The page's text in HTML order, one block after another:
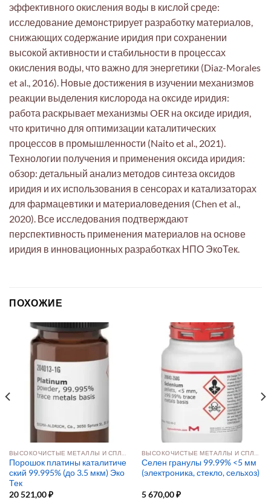
эффективного окисления воды в кислой среде:
исследование демонстрирует разработку материалов,
снижающих содержание иридия при сохранении
высокой активности и стабильности в процессах
окисления воды, что важно для энергетики (Diaz-Morales
et al., 2016). Новые достижения в изучении механизмов
реакции выделения кислорода на оксиде иридия:
работа раскрывает механизмы OER на оксиде иридия,
что критично для оптимизации каталитических
процессов в промышленности (Naito et al., 2021).
Технологии получения и применения оксида иридия:
обзор: детальный анализ методов синтеза оксидов
иридия и их использования в сенсорах и катализаторах
для фармацевтики и материаловедения (Chen et al.,
2020). Все исследования подтверждают
перспективность применения материалов на основе
иридия в инновационных разработках НПО ЭкоТек.
ПОХОЖИЕ
Порошок платины каталитиче
ский 99.995% (до 3.5 мкм) Эко
Тек
20 521,00₽
Селен гранулы 99.99% <5 мм
(электроника, стекло, сельхоз)
5 670,00₽